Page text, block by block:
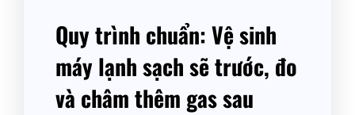
Quy trình chuẩn: Vệ sinh
máy lạnh sạch sẽ trước, đo
và châm thêm gas sau